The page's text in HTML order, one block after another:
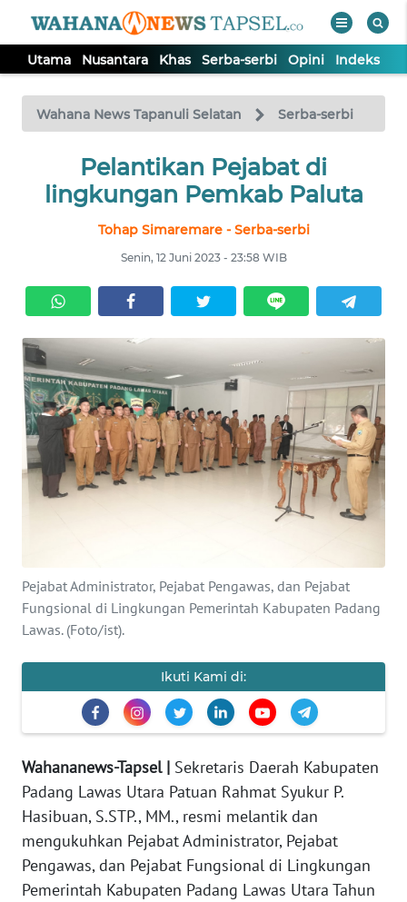
Utama Nusantara Khas Serba-serbi Opini Indeks
Wahana News Tapanuli Selatan Serba-serbi
Pelantikan Pejabat di
lingkungan Pemkab Paluta
Tohap Simaremare - Serba-serbi
Senin, 12 Juni 2023 - 23:58 WIB
Pejabat Administrator, Pejabat Pengawas, dan Pejabat
Fungsional di Lingkungan Pemerintah Kabupaten Padang
Lawas. (Foto/ist).
Ikuti Kami di:
Wahananews-Tapsel | Sekretaris Daerah Kabupaten
Padang Lawas Utara Patuan Rahmat Syukur P.
Hasibuan, S.STP., MM., resmi melantik dan
mengukuhkan Pejabat Administrator, Pejabat
Pengawas, dan Pejabat Fungsional di Lingkungan
Pemerintah Kabupaten Padang Lawas Utara Tahun
TV
Tutup
SERBA-
SERBI
OPINI
Informasi
INDEKS
BERITA
INFO
IKLAN
KAMI
MEDIA
SIBER
REDAKSI
KARIR